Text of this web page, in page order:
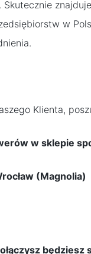
Skutecznie
w
Klienta,
w sklepie
(Magnolia)
będziesz